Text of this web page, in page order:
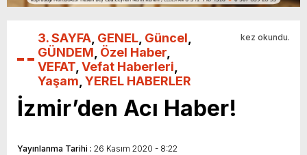
3. SAYFA GENEL Güncel
GÜNDEM Özel Haber
VEFAT Vefat Haberleri
Yaşam YEREL HABERLER
kez okundu.
İzmir’den Acı Haber!
Yayınlanma Tarihi : 26 Kasım 2020 - 8:22